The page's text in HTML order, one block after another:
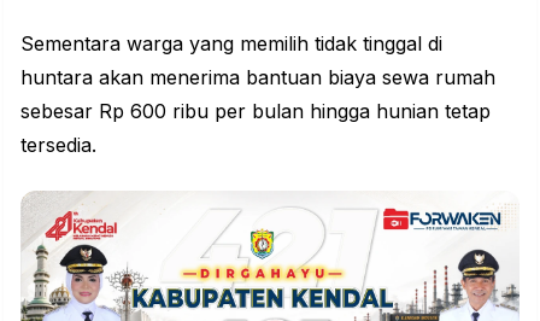
Sementara warga yang memilih tidak tinggal di
huntara akan menerima bantuan biaya sewa rumah
sebesar Rp 600 ribu per bulan hingga hunian tetap
tersedia.